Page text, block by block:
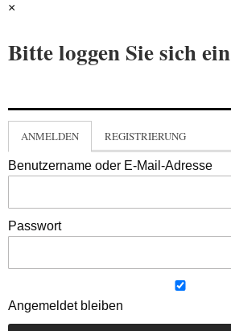
×
Bitte loggen Sie sich ein
ANMELDEN REGISTRIERUNG
Benutzername oder E-Mail-Adresse
Passwort
Angemeldet bleiben